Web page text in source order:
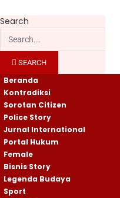
Search
SEARCH
Beranda
Kontradiksi
Sorotan Citizen
Police Story
Jurnal International
Portal Hukum
Female
Bisnis Story
Legenda Budaya
Sport